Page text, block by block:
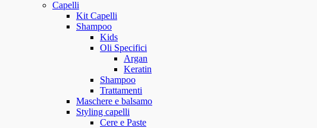
Capelli
Kit Capelli
Shampoo
Kids
Oli Specifici
Argan
Keratin
Shampoo
Trattamenti
Maschere e balsamo
Styling capelli
Cere e Paste